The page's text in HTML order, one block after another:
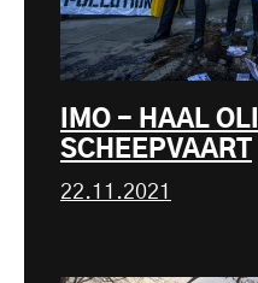
IMO - HAAL
SCHEEPVAART
22.11.2021